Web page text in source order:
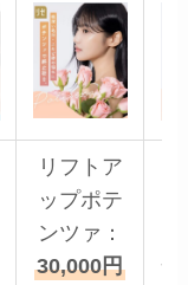
リフトア
ップポテ
ンツァ：
30,000円
全